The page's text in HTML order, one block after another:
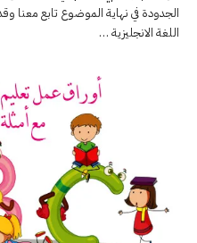
الجدودة في نهاية الموضوع تابع معنا
اللغة الانجليزية …